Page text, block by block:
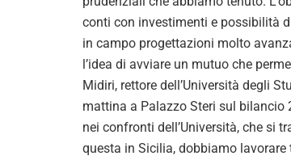
conti con investimenti e possibilità
in campo progettazioni molto
l’idea di avviare un mutuo che
Midiri, rettore dell’Università degli
mattina a Palazzo Steri sul bilancio
nei confronti dell’Università, che si
questa in Sicilia, dobbiamo